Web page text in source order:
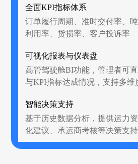
全面KPI指标体系
订单履行周期、准时交付率、
利用率、货损率、客户投诉率
可视化报表与仪表盘
高管驾驶舱BI功能，管理者可
与KPI指标达成情况，支持多维
智能决策支持
基于历史数据分析，提供运力
化建议、承运商考核等决策支持